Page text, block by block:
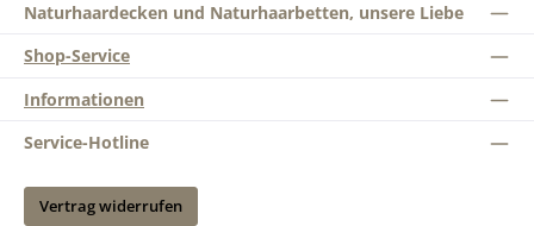
Naturhaardecken und Naturhaarbetten, unsere Liebe
Shop-Service
Informationen
Service-Hotline
Vertrag widerrufen